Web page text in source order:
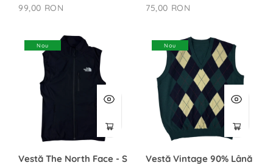
99,00 RON
75,00 RON
Nou
Vestă The North Face - S
Nou
Vestă Vintage 90% Lână